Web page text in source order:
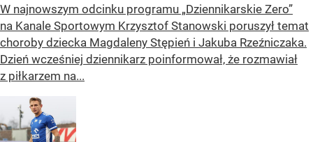
W najnowszym odcinku programu „Dziennikarskie Zero”
na Kanale Sportowym Krzysztof Stanowski poruszył temat
choroby dziecka Magdaleny Stępień i Jakuba Rzeźniczaka.
Dzień wcześniej dziennikarz poinformował, że rozmawiał
z piłkarzem na...